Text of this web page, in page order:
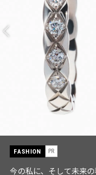
FASHION
【ICB】人気インフル